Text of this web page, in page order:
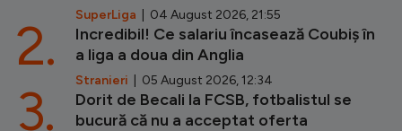
SuperLiga | 04 August 2026, 21:55
Incredibil! Ce salariu încasează Coubiș în
a liga a doua din Anglia
Stranieri | 05 August 2026, 12:34
2.
Dorit de Becali la FCSB, fotbalistul se
bucură că nu a acceptat oferta
3.